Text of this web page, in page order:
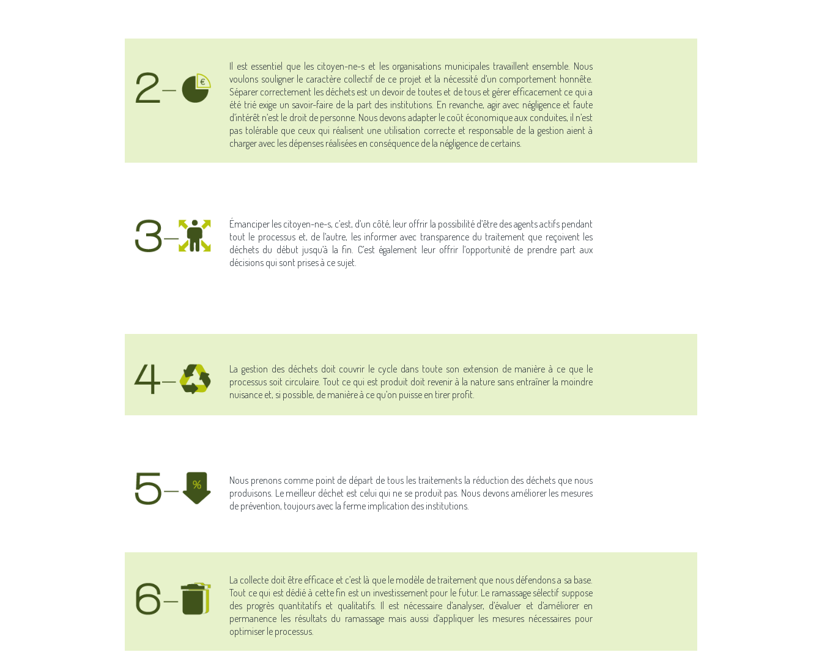
Il est essentiel que les citoyen-ne-s et les organisations municipales travaillent ensemble. Nous
voulons souligner le caractère collectif de ce projet et la nécessité d’un comportement honnête.
Séparer correctement les déchets est un devoir de toutes et de tous et gérer efficacement ce qui a
été trié exige un savoir-faire de la part des institutions. En revanche, agir avec négligence et faute
d’intérêt n’est le droit de personne. Nous devons adapter le coût économique aux conduites, il n’est
pas tolérable que ceux qui réalisent une utilisation correcte et responsable de la gestion aient à
charger avec les dépenses réalisées en conséquence de la négligence de certains.
Émanciper les citoyen-ne-s, c’est, d’un côté, leur offrir la possibilité d’être des agents actifs pendant
tout le processus et, de l’autre, les informer avec transparence du traitement que reçoivent les
déchets du début jusqu’à la fin. C’est également leur offrir l’opportunité de prendre part aux
décisions qui sont prises à ce sujet.
La gestion des déchets doit couvrir le cycle dans toute son extension de manière à ce que le
processus soit circulaire. Tout ce qui est produit doit revenir à la nature sans entraîner la moindre
nuisance et, si possible, de manière à ce qu’on puisse en tirer profit.
Nous prenons comme point de départ de tous les traitements la réduction des déchets que nous
produisons. Le meilleur déchet est celui qui ne se produit pas. Nous devons améliorer les mesures
de prévention, toujours avec la ferme implication des institutions.
La collecte doit être efficace et c’est là que le modèle de traitement que nous défendons a sa base.
Tout ce qui est dédié à cette fin est un investissement pour le futur. Le ramassage sélectif suppose
des progrès quantitatifs et qualitatifs. Il est nécessaire d’analyser, d’évaluer et d’améliorer en
permanence les résultats du ramassage mais aussi d’appliquer les mesures nécessaires pour
optimiser le processus.